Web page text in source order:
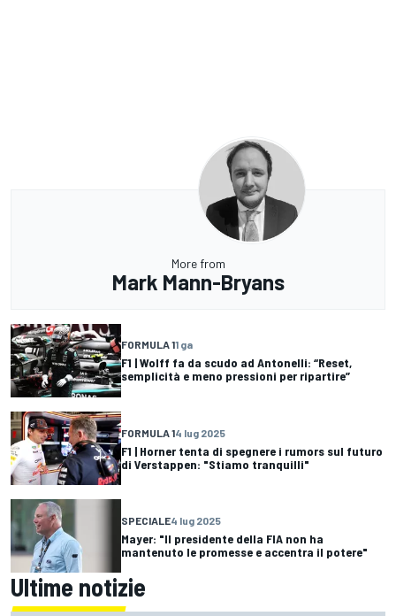
More from
Mark Mann-Bryans
FORMULA 11 ga
F1 | Wolff fa da scudo ad Antonelli: “Reset,
semplicità e meno pressioni per ripartire”
FORMULA 14 lug 2025
F1 | Horner tenta di spegnere i rumors sul futuro
di Verstappen: "Stiamo tranquilli"
SPECIALE4 lug 2025
Mayer: "Il presidente della FIA non ha
mantenuto le promesse e accentra il potere"
Ultime notizie